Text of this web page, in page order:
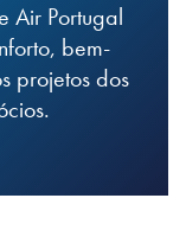
Air Portugal
bem-
projetos dos